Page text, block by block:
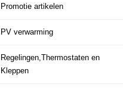
Promotie artikelen
PV verwarming
Regelingen,Thermostaten en
Kleppen